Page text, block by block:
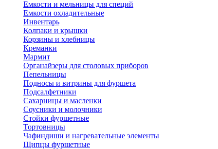
Емкости и мельницы для специй
Емкости охладительные
Инвентарь
Колпаки и крышки
Корзины и хлебницы
Креманки
Мармит
Органайзеры для столовых приборов
Пепельницы
Подносы и витрины для фуршета
Подсалфетники
Сахарницы и масленки
Соусники и молочники
Стойки фуршетные
Тортовницы
Чафиндиши и нагревательные элементы
Щипцы фуршетные